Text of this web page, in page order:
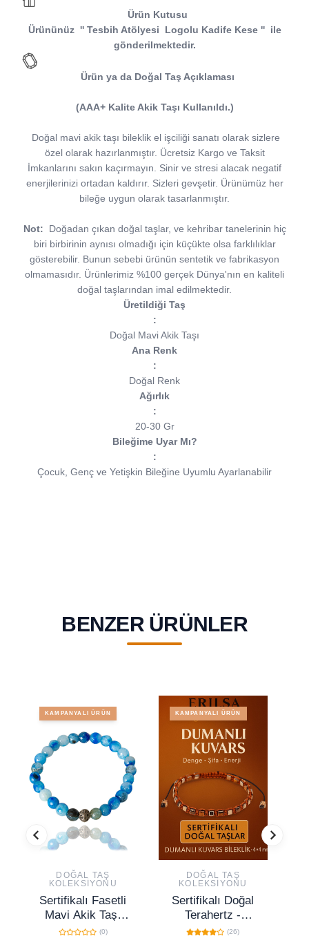
Ürün Kutusu
Ürününüz '' Tesbih Atölyesi Logolu Kadife Kese '' ile
gönderilmektedir.
Ürün ya da Doğal Taş Açıklaması
(AAA+ Kalite Akik Taşı Kullanıldı.)
Doğal mavi akik taşı bileklik el işciliği sanatı olarak sizlere
özel olarak hazırlanmıştır. Ücretsiz Kargo ve Taksit
İmkanlarını sakın kaçırmayın. Sinir ve stresi alacak negatif
enerjilerinizi ortadan kaldırır. Sizleri gevşetir. Ürünümüz her
bileğe uygun olarak tasarlanmıştır.
Not:
Doğadan çıkan doğal taşlar, ve kehribar tanelerinin hiç
biri birbirinin aynısı olmadığı için küçükte olsa farklılıklar
gösterebilir. Bunun sebebi ürünün sentetik ve fabrikasyon
olmamasıdır. Ürünlerimiz %100 gerçek Dünya'nın en kaliteli
doğal taşlarından imal edilmektedir.
Üretildiği Taş
:
Doğal Mavi Akik Taşı
Ana Renk
:
Doğal Renk
Ağırlık
:
20-30 Gr
Bileğime Uyar Mı?
:
Çocuk, Genç ve Yetişkin Bileğine Uyumlu Ayarlanabilir
BENZER ÜRÜNLER
KAMPANYALI ÜRÜN
DOĞAL TAŞ
KOLEKSIYONU
Sertifikalı Fasetli
Mavi Akik Taşı
Bileklik - Koyu
(0)
KAMPANYALI ÜRÜN
DOĞAL TAŞ
KOLEKSIYONU
Sertifikalı Doğal
Terahertz -
Dumanlı Kuvars
(26)